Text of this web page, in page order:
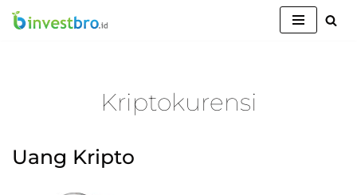
Kriptokurensi
Uang Kripto